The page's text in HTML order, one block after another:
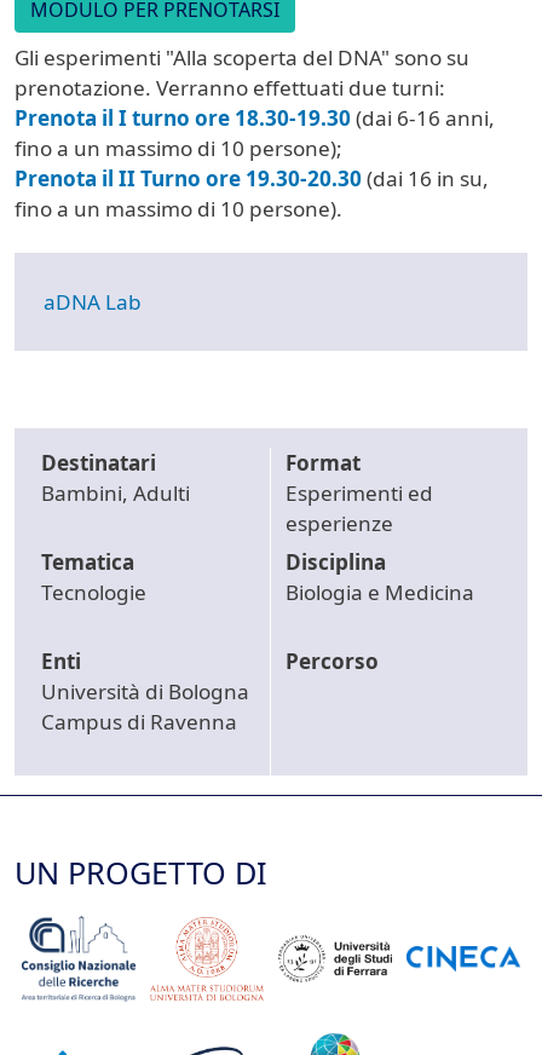
MODULO PER PRENOTARSI
Gli esperimenti "Alla scoperta del DNA" sono su
prenotazione. Verranno effettuati due turni:
Prenota il I turno ore 18.30-19.30(dai 6-16 anni,
fino a un massimo di 10 persone);
Prenota il II Turno ore 19.30-20.30(dai 16 in su,
fino a un massimo di 10 persone).
aDNA Lab
Destinatari
Bambini, Adulti
Format
Esperimenti ed
esperienze
Tematica
Tecnologie
Disciplina
Biologia e Medicina
Enti
Università di Bologna
Campus di Ravenna
Percorso
UN PROGETTO DI